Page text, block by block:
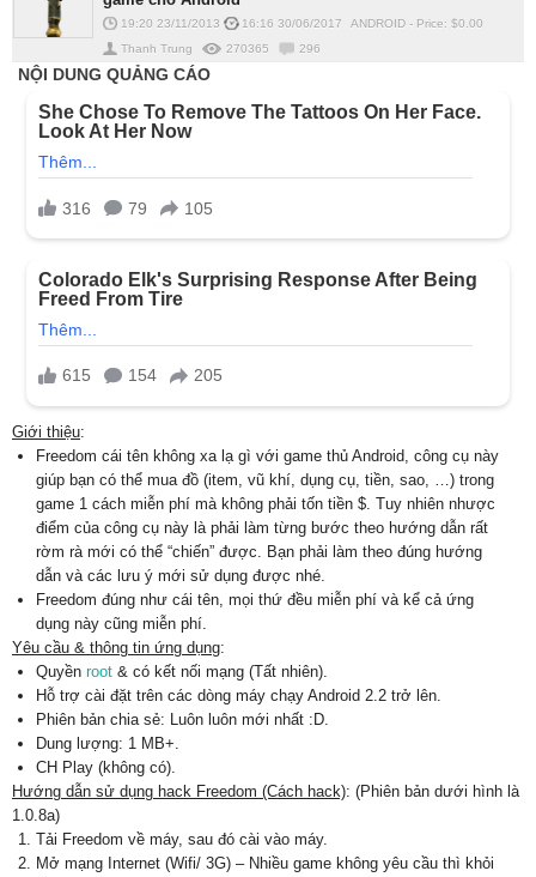
19:20 23/11/2013 16:16 30/06/2017 ANDROID - Price: $0.00
Thanh Trung
270365 296
Giới thiệu:
Freedom cái tên không xa lạ gì với game thủ Android, công cụ này
giúp bạn có thể mua đồ (item, vũ khí, dụng cụ, tiền, sao, …) trong
game 1 cách miễn phí mà không phải tốn tiền $. Tuy nhiên nhược
điểm của công cụ này là phải làm từng bước theo hướng dẫn rất
rờm rà mới có thể “chiến” được. Bạn phải làm theo đúng hướng
dẫn và các lưu ý mới sử dụng được nhé.
Freedom đúng như cái tên, mọi thứ đều miễn phí và kể cả ứng
dụng này cũng miễn phí.
Yêu cầu & thông tin ứng dụng:
Quyền root & có kết nối mạng (Tất nhiên).
Hỗ trợ cài đặt trên các dòng máy chạy Android 2.2 trở lên.
Phiên bản chia sẻ: Luôn luôn mới nhất :D.
Dung lượng: 1 MB+.
CH Play (không có).
Hướng dẫn sử dụng hack Freedom (Cách hack): (Phiên bản dưới hình là
1.0.8a)
Tải Freedom về máy, sau đó cài vào máy.
Mở mạng Internet (Wifi/ 3G) – Nhiều game không yêu cầu thì khỏi